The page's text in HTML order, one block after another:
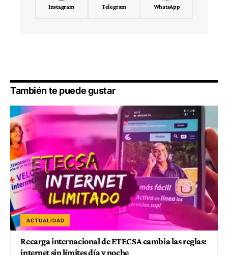
Instagram Telegram WhatsApp
También te puede gustar
ACTUALIDAD
Recarga internacional de ETECSA cambia las reglas:
internet sin límites día y noche